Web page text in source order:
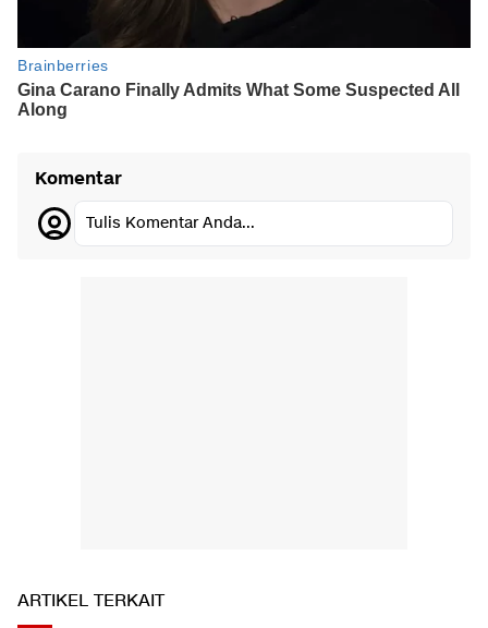
Komentar
Tulis Komentar Anda...
ARTIKEL TERKAIT